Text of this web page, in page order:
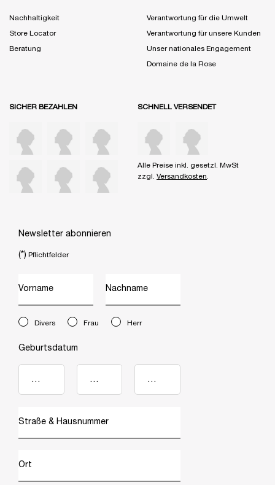
Nachhaltigkeit
Store Locator
Beratung
Verantwortung für die Umwelt
Verantwortung für unsere Kunden
Unser nationales Engagement
Domaine de la Rose
SICHER BEZAHLEN SCHNELL VERSENDET
Alle Preise inkl. gesetzl. MwSt
zzgl. Versandkosten.
Newsletter abonnieren
(*) Pflichtfelder
Vorname Nachname
newslettersignup.title.legend
Divers Frau Herr
Geburtsdatum
Straße & Hausnummer
Ort